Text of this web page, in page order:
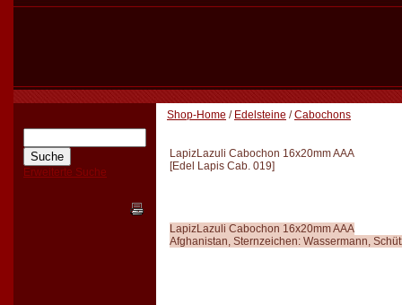
Erweiterte Suche
Shop-Home / Edelsteine /Cabochons
LapizLazuli Cabochon 16x20mm AAA
[Edel Lapis Cab. 019]
LapizLazuli Cabochon 16x20mm AAA
Afghanistan, Sternzeichen: Wassermann,